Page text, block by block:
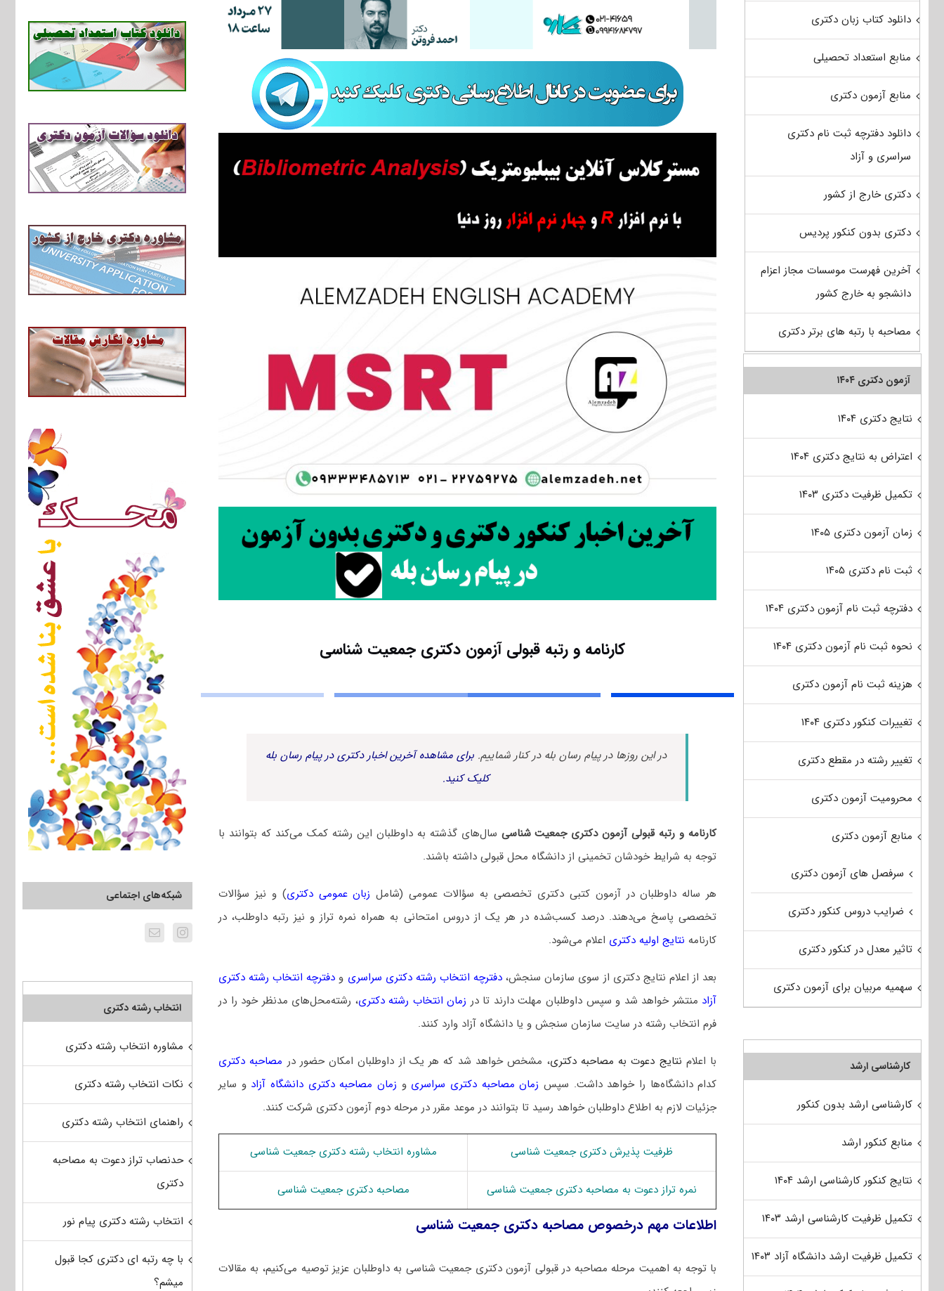
کارنامه و رتبه قبولی آزمون دکتری جمعیت شناسی
در این روزها در پیام رسان بله در کنار شماییم. برای مشاهده آخرین اخبار دکتری در پیام رسان بله
کلیک کنید.
کارنامه و رتبه قبولی آزمون دکتری جمعیت شناسی سال‌های گذشته به داوطلبان این رشته کمک می‌کند که بتوانند با
توجه به شرایط خودشان تخمینی از دانشگاه محل قبولی داشته باشند.
هر ساله داوطلبان در آزمون کتبی دکتری تخصصی به سؤالات عمومی (شامل زبان عمومی دکتری) و نیز سؤالات
تخصصی پاسخ می‌دهند. درصد کسب‌شده در هر یک از دروس امتحانی به همراه نمره تراز و نیز رتبه داوطلب، در
کارنامه نتایج اولیه دکتری اعلام می‌شود.
بعد از اعلام نتایج دکتری از سوی سازمان سنجش، دفترچه انتخاب رشته دکتری سراسری و دفترچه انتخاب رشته دکتری
آزاد منتشر خواهد شد و سپس داوطلبان مهلت دارند تا در زمان انتخاب رشته دکتری، رشته‌محل‌های مدنظر خود را در
فرم انتخاب رشته در سایت سازمان سنجش و یا دانشگاه آزاد وارد کنند.
با اعلام نتایج دعوت به مصاحبه دکتری، مشخص خواهد شد که هر یک از داوطلبان امکان حضور در مصاحبه دکتری
کدام دانشگاه‌ها را خواهد داشت. سپس زمان مصاحبه دکتری سراسری و زمان مصاحبه دکتری دانشگاه آزاد و سایر
جزئیات لازم به اطلاع داوطلبان خواهد رسید تا بتوانند در موعد مقرر در مرحله دوم آزمون دکتری شرکت کنند.
ظرفیت پذیرش دکتری جمعیت شناسی مشاوره انتخاب رشته دکتری جمعیت شناسی
نمره تراز دعوت به مصاحبه دکتری جمعیت شناسی مصاحبه دکتری جمعیت شناسی
اطلاعات مهم درخصوص مصاحبه دکتری جمعیت شناسی
با توجه به اهمیت مرحله مصاحبه در قبولی آزمون دکتری جمعیت شناسی به داوطلبان عزیز توصیه می‌کنیم، به مقالات
شبکه‌های اجتماعی
انتخاب رشته دکتری
مشاوره انتخاب رشته دکتری
نکات انتخاب رشته دکتری
راهنمای انتخاب رشته دکتری
حدنصاب تراز دعوت به مصاحبه
دکتری
انتخاب رشته دکتری پیام نور
با چه رتبه ای دکتری کجا قبول
میشم؟
دانلود کتاب زبان دکتری
منابع استعداد تحصیلی
منابع آزمون دکتری
دانلود دفترچه ثبت نام دکتری
سراسری و آزاد
دکتری خارج از کشور
دکتری بدون کنکور پردیس
آخرین فهرست موسسات مجاز اعزام
دانشجو به خارج کشور
مصاحبه با رتبه های برتر دکتری
آزمون دکتری ۱۴۰۴
نتایج دکتری ۱۴۰۴
اعتراض به نتایج دکتری ۱۴۰۴
تکمیل ظرفیت دکتری ۱۴۰۳
زمان آزمون دکتری ۱۴۰۵
ثبت نام دکتری ۱۴۰۵
دفترچه ثبت نام آزمون دکتری ۱۴۰۴
نحوه ثبت نام آزمون دکتری ۱۴۰۴
هزینه ثبت نام آزمون دکتری
تغییرات کنکور دکتری ۱۴۰۴
تغییر رشته در مقطع دکتری
محرومیت آزمون دکتری
منابع آزمون دکتری
سرفصل های آزمون دکتری
ضرایب دروس کنکور دکتری
تاثیر معدل در کنکور دکتری
سهمیه مربیان برای آزمون دکتری
کارشناسی ارشد
کارشناسی ارشد بدون کنکور
منابع کنکور ارشد
نتایج کنکور کارشناسی ارشد ۱۴۰۴
تکمیل ظرفیت کارشناسی ارشد ۱۴۰۳
تکمیل ظرفیت ارشد دانشگاه آزاد ۱۴۰۳